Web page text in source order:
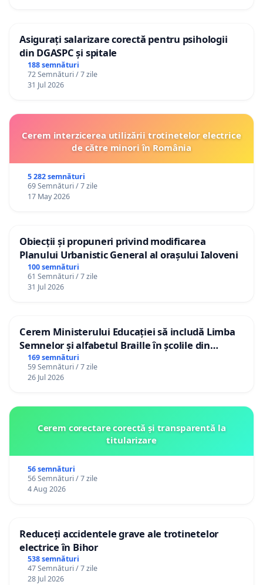
Asigurați salarizare corectă pentru psihologii
din DGASPC și spitale
188 semnături
72 Semnături / 7 zile
31 Jul 2026
Cerem interzicerea utilizării trotinetelor electrice
de către minori în România
5 282 semnături
69 Semnături / 7 zile
17 May 2026
Obiecții și propuneri privind modificarea
Planului Urbanistic General al orașului Ialoveni
100 semnături
61 Semnături / 7 zile
31 Jul 2026
Cerem Ministerului Educației să includă Limba
Semnelor și alfabetul Braille în școlile din
Republica Moldova!
169 semnături
59 Semnături / 7 zile
26 Jul 2026
Cerem corectare corectă și transparentă la
titularizare
56 semnături
56 Semnături / 7 zile
4 Aug 2026
Reduceți accidentele grave ale trotinetelor
electrice în Bihor
538 semnături
47 Semnături / 7 zile
28 Jul 2026